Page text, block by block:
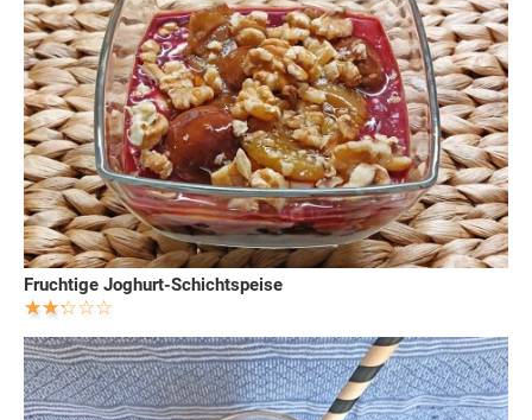
Fruchtige Joghurt-Schichtspeise